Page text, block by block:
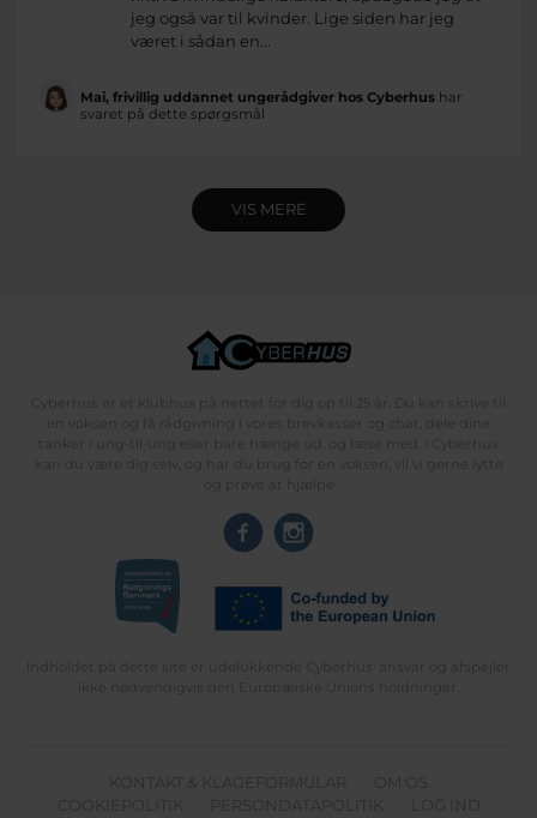
jeg også var til kvinder. Lige siden har jeg
været i sådan en...
Mai, frivillig uddannet ungerådgiver hos Cyberhushar
svaret på dette spørgsmål
VIS MERE
Cyberhus er et klubhus på nettet for dig op til 25 år. Du kan skrive til
en voksen og få rådgivning i vores brevkasser og chat, dele dine
tanker i ung-til-ung eller bare hænge ud, og læse med. I Cyberhus
kan du være dig selv, og har du brug for en voksen, vil vi gerne lytte
og prøve at hjælpe
Indholdet på dette site er udelukkende Cyberhus' ansvar og afspejler
ikke nødvendigvis den Europæiske Unions holdninger.
KONTAKT & KLAGEFORMULAR
OM OS
COOKIEPOLITIK
PERSONDATAPOLITIK
LOG IND